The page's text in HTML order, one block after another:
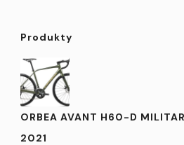
Produkty
ORBEA AVANT H60-D
2021